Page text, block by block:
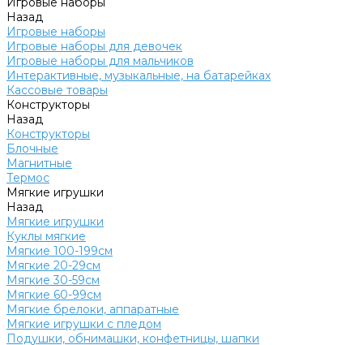
Назад
Игровые наборы
Игровые наборы для девочек
Игровые наборы для мальчиков
Интерактивные, музыкальные, на батарейках
Кассовые товары
Конструкторы
Назад
Конструкторы
Блочные
Магнитные
Термос
Мягкие игрушки
Назад
Мягкие игрушки
Куклы мягкие
Мягкие 100-199см
Мягкие 20-29см
Мягкие 30-59см
Мягкие 60-99см
Мягкие брелоки, аппаратные
Мягкие игрушки с пледом
Подушки, обнимашки, конфетницы, шапки